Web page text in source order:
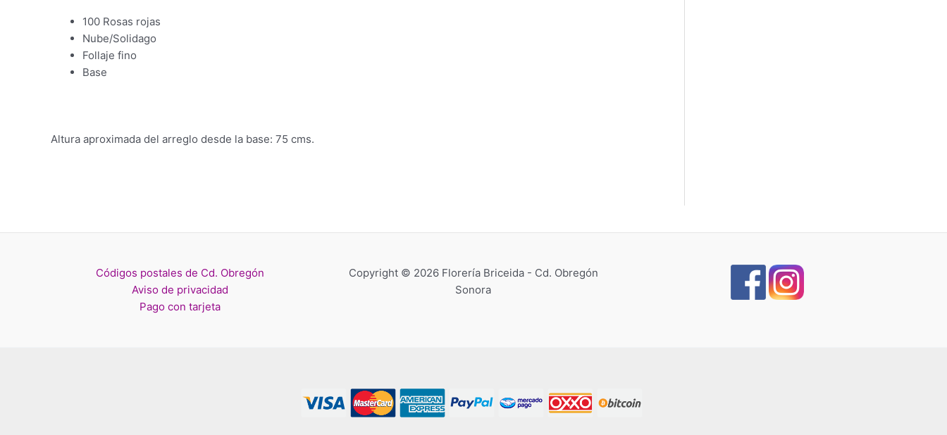
100 Rosas rojas
Nube/Solidago
Follaje fino
Base
Altura aproximada del arreglo desde la base: 75 cms.
Códigos postales de Cd. Obregón
Aviso de privacidad
Pago con tarjeta
Copyright © 2026 Florería Briceida - Cd. Obregón
Sonora